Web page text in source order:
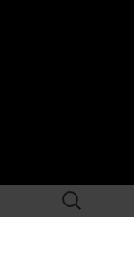
Suchen
nach: